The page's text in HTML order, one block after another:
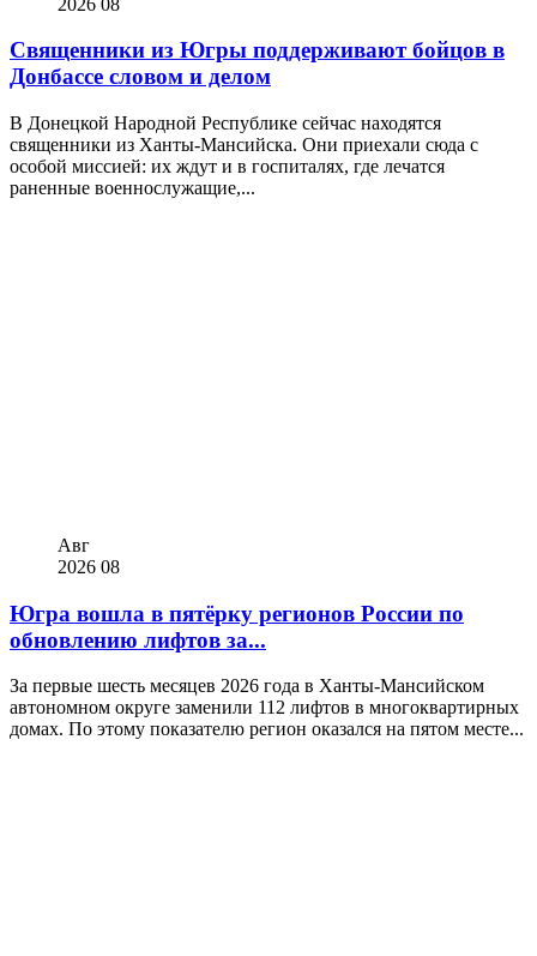
Священники из Югры поддерживают бойцов в
Донбассе словом и делом
В Донецкой Народной Республике сейчас находятся
священники из Ханты-Мансийска. Они приехали сюда с
особой миссией: их ждут и в госпиталях, где лечатся
раненные военнослужащие,...
Авг
2026 08
Югра вошла в пятёрку регионов России по
обновлению лифтов за...
За первые шесть месяцев 2026 года в Ханты-Мансийском
автономном округе заменили 112 лифтов в многоквартирных
домах. По этому показателю регион оказался на пятом месте...